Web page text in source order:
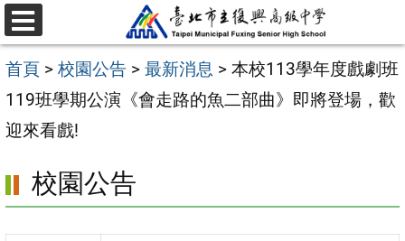
跳
至
主
要
內
區
選
單
首頁 > 校園公告 > 最新消息 > 本校113學年度戲劇班
119班學期公演《會走路的魚二部曲》即將登場，歡
迎來看戲!
校園公告